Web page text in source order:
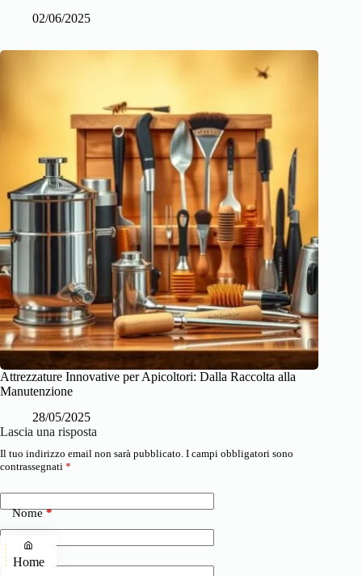
02/06/2025
Attrezzature Innovative per Apicoltori: Dalla Raccolta alla
Manutenzione
28/05/2025
Lascia una risposta
Il tuo indirizzo email non sarà pubblicato. I campi obbligatori sono
contrassegnati *
Nome*
Email
Home